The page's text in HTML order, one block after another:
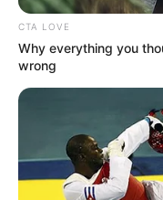
CTA LOVE
Why everything you
wrong